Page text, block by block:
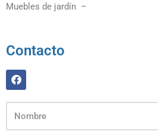
Muebles de jardín –
Contacto